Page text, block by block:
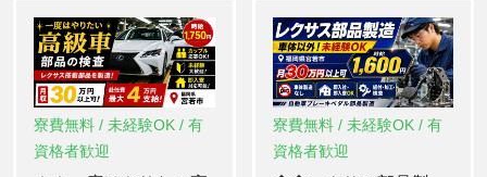
寮費無料 / 未経験OK / 有
資格者歓迎
寮費無料 / 未経験OK / 有
資格者歓迎